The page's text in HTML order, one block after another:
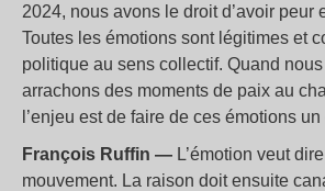
2024, nous avons le droit d’avoir peur
Toutes les émotions sont légitimes et
politique au sens collectif. Quand
arrachons des moments de paix au
l’enjeu est de faire de ces émotions un
François Ruffin — L’émotion veut
mouvement. La raison doit ensuite